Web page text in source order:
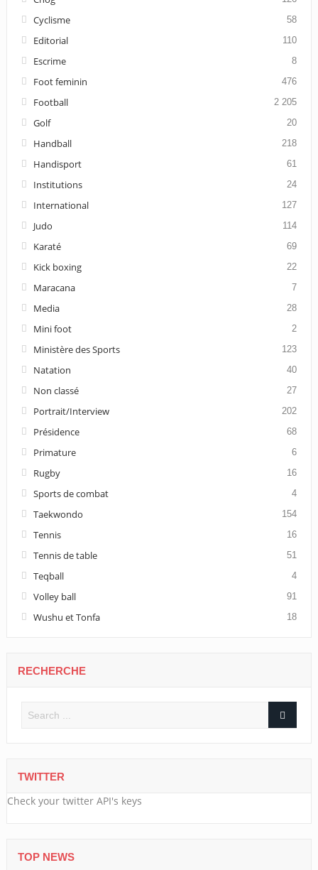
Cyclisme 58
Editorial 110
Escrime 8
Foot feminin 476
Football 2 205
Golf 20
Handball 218
Handisport 61
Institutions 24
International 127
Judo 114
Karaté 69
Kick boxing 22
Maracana 7
Media 28
Mini foot 2
Ministère des Sports 123
Natation 40
Non classé 27
Portrait/Interview 202
Présidence 68
Primature 6
Rugby 16
Sports de combat 4
Taekwondo 154
Tennis 16
Tennis de table 51
Teqball 4
Volley ball 91
Wushu et Tonfa 18
RECHERCHE
TWITTER
Check your twitter API's keys
TOP NEWS